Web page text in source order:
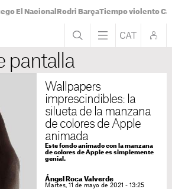
El Nacional Rodri BarçaTiempo violento
pantalla
Wallpapers
imprescindibles: la
silueta de la manzana
de colores de Apple
animada
Este fondo animado con la manzana
de colores de Apple es simplemente
genial.
Ángel Roca Valverde
Martes, 11 de mayo de 2021 - 13:25